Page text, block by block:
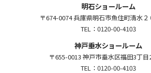
明石ショールーム
〒674-0074 兵庫県明石市魚住町清水２
TEL： 0120-00-4103
神戸垂水ショールーム
〒655-0013 神戸市垂水区福田3丁目
TEL： 0120-00-4103